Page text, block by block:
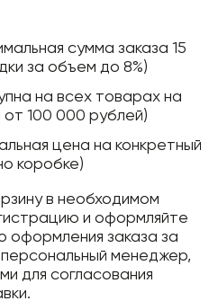
сумма заказа 15
за объем до 8%)
на всех товарах на
100 000 рублей)
цена на конкретный
коробке)
в необходимом
и оформляйте
оформления заказа за
менеджер,
для согласования